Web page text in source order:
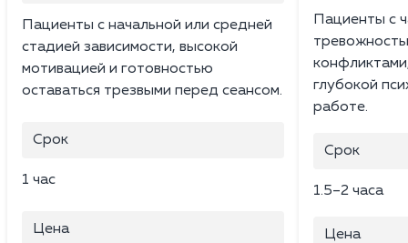
Пациенты с начальной или средней
стадией зависимости, высокой
мотивацией и готовностью
оставаться трезвыми перед сеансом.
Срок
1 час
Цена
Пациенты с
глубокой
работе.
Срок
1.5–2 часа
Цена